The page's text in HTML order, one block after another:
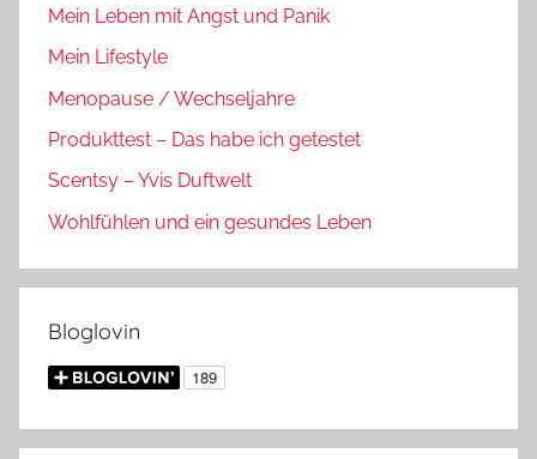
Mein Leben mit Angst und Panik
Mein Lifestyle
Menopause / Wechseljahre
Produkttest – Das habe ich getestet
Scentsy – Yvis Duftwelt
Wohlfühlen und ein gesundes Leben
Bloglovin